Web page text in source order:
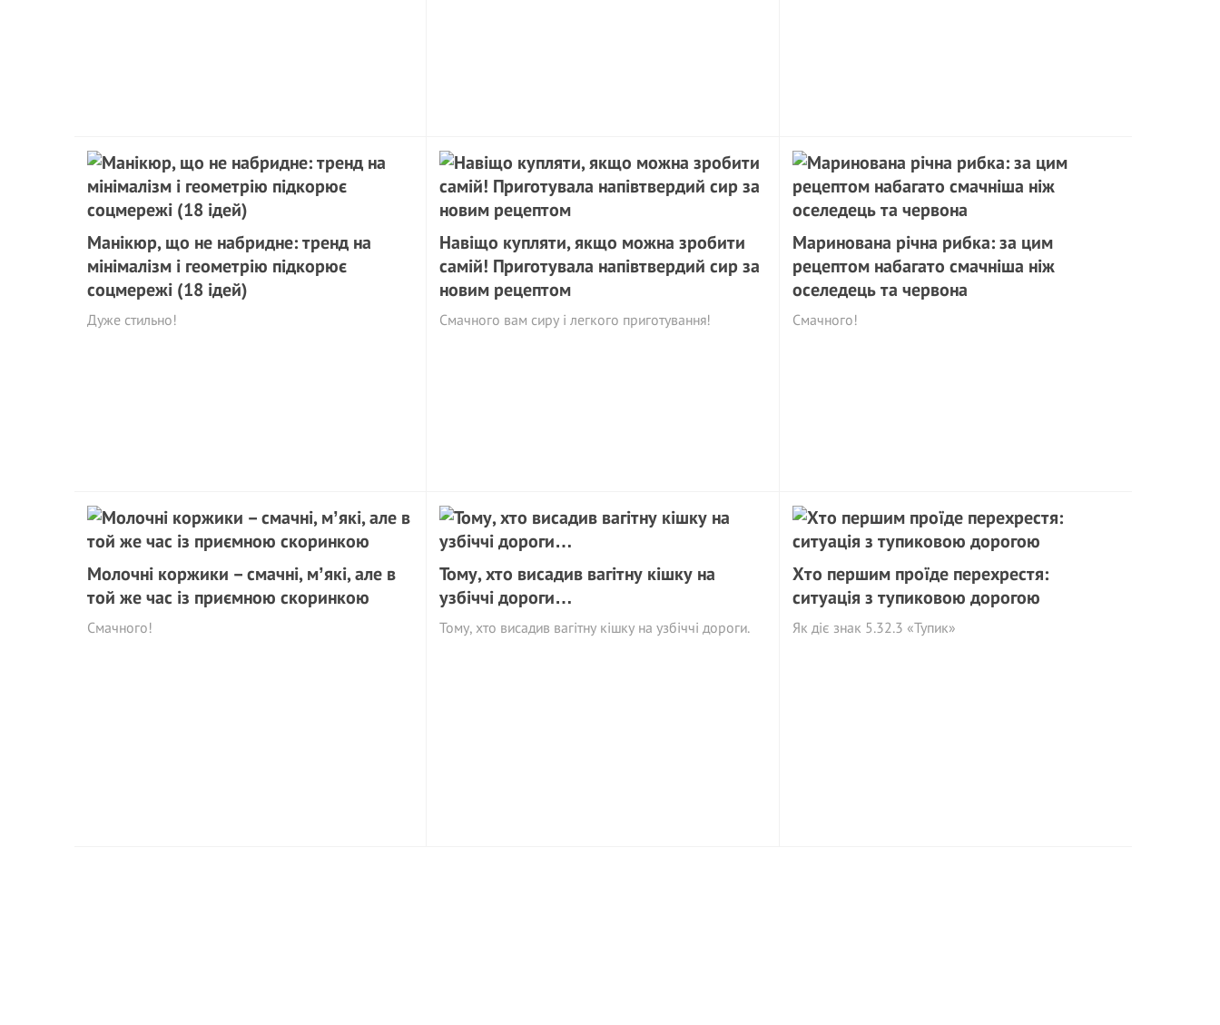
Манікюр, що не набридне: тренд на
мінімалізм і геометрію підкорює
соцмережі (18 ідей)
Дуже стильно!
Навіщо купляти, якщо можна зробити
самій! Приготувала напівтвердий сир за
новим рецептом
Смачного вам сиру і легкого приготування!
Маринована річна рибка: за цим
рецептом набагато смачніша ніж
оселедець та червона
Смачного!
Молочні коржики – смачні, мʼякі, але в
той же час із приємною скоринкою
Смачного!
Тому, хто висадив вагітну кішку на
узбіччі дороги…
Тому, хто висадив вагітну кішку на узбіччі дороги.
Хто першим проїде перехрестя:
ситуація з тупиковою дорогою
Як діє знак 5.32.3 «Тупик»